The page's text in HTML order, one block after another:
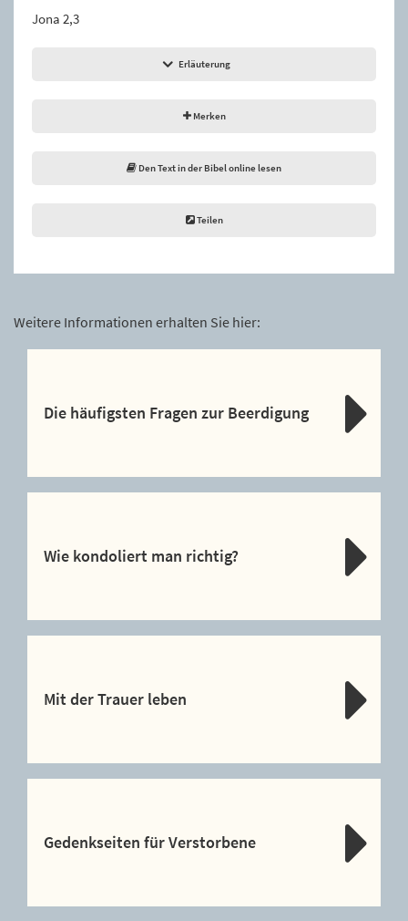
Jona 2,3
Erläuterung
Merken
Den Text in der Bibel online lesen
Teilen
Weitere Informationen erhalten Sie hier:
Die häufigsten Fragen zur Beerdigung
Wie kondoliert man richtig?
Mit der Trauer leben
Gedenkseiten für Verstorbene